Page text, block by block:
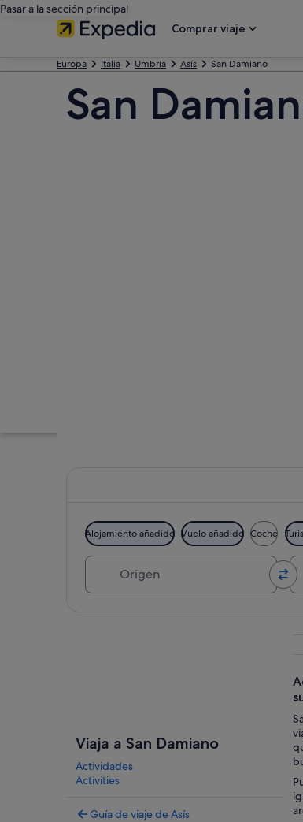
Pasar a la sección principal
Comprar viaje
Europa Italia Umbría Asís San Damiano
San
Un
Alojamiento añadido Vuelo añadido Coche
Viaja a San Damiano
Actividades
Activities
Guía de viaje de Asís